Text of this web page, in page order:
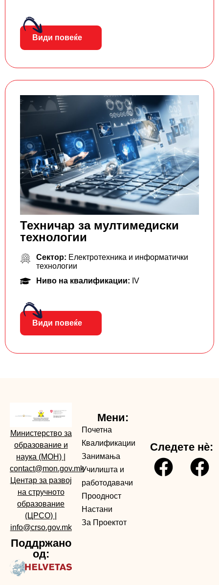
Види повеќе
Техничар за мултимедиски
технологии
Сектор: Електротехника и информатички
технологии
Ниво на квалификации: IV
Види повеќе
Министерство за
образование и
наука (МОН)
contact@mon.gov.mk
Центар за развој
на стручното
образование
(ЦРСО)
info@crso.gov.mk
Поддржано
од:
Мени:
Почетна
Квалификации
Занимања
Училишта и
работодавачи
Проодност
Настани
За Проектот
Следете нè: